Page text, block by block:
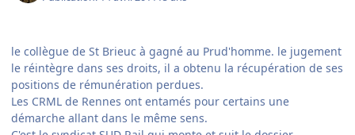
le collègue de St Brieuc à gagné au Prud'homme. le jugement
le réintègre dans ses droits, il a obtenu la récupération de ses
positions de rémunération perdues.
Les CRML de Rennes ont entamés pour certains une
démarche allant dans le même sens.